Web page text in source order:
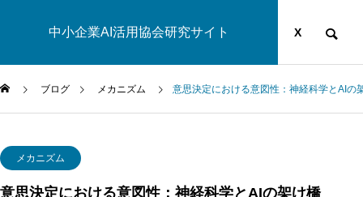
中小企業AI活用協会研究サイト
運営団体 YOUTUBE X
ブログ メカニズム 意思決定における意図性：神経科学とAIの
メカニズム
意思決定における意図性：神経科学とAIの架け橋